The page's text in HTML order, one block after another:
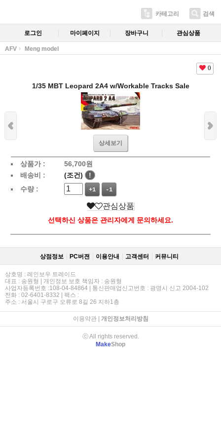
카테고리 검색
로그인 마이페이지 장바구니 관심상품
AFV Meng model
0
1/35 MBT Leopard 2A4 w/Workable Tracks Sale
상세보기
상품가 : 56,700원
배송비 :
(조건)
!
수량 :
+1 -1
관심상품
선택하신 상품은 관리자에게 문의하세요.
상점정보 PC버젼 이용안내 고객센터 커뮤니티
상호명 : 레인보우 트레이드
대표 : 송원형 | 개인정보 보호 책임자 : 송원형
사업자등록번호 :108-04-84864 | 통신판매업신고번호 : 광명시 신고 2004-102
전화 : 02-6401-8332 | 팩스 :
주소 : 서울시 구로구 오류로 8길 26 지하1층
이용약관| 개인정보처리방침
ⓒ All rights reserved.
MakeShop